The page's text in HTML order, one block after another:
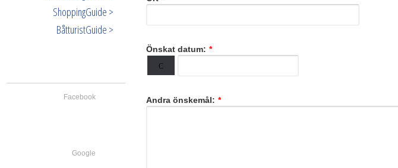
ShoppingGuide >
BåtturistGuide >
Facebook
Google
Önskat datum: *
Andra önskemål: *